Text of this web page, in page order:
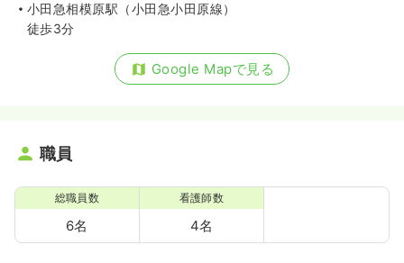
小田急相模原駅（小田急小田原線）
徒歩3分
Google Mapで見る
職員
総職員数
6名
看護師数
4名